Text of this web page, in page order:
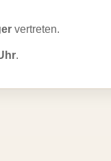
vertreten.
.